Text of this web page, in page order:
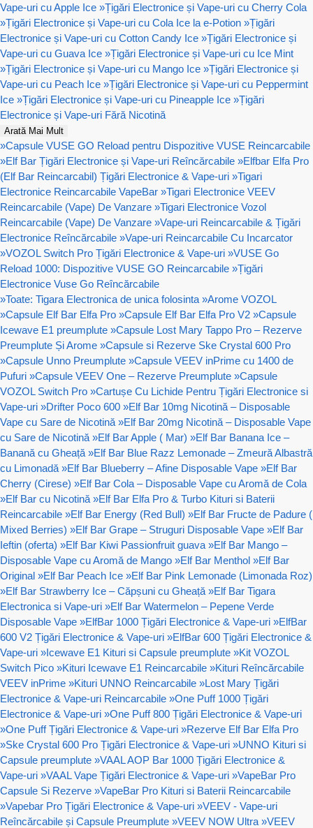
Vape-uri cu Apple Ice »Țigări Electronice și Vape-uri cu Cherry Cola
»Țigări Electronice și Vape-uri cu Cola Ice la e-Potion »Țigări
Electronice și Vape-uri cu Cotton Candy Ice »Țigări Electronice și
Vape-uri cu Guava Ice »Țigări Electronice și Vape-uri cu Ice Mint
»Țigări Electronice și Vape-uri cu Mango Ice »Țigări Electronice și
Vape-uri cu Peach Ice »Țigări Electronice și Vape-uri cu Peppermint
Ice »Țigări Electronice și Vape-uri cu Pineapple Ice »Țigări
Electronice și Vape-uri Fără Nicotină
Arată Mai Mult
»Capsule VUSE GO Reload pentru Dispozitive VUSE Reincarcabile
»Elf Bar Țigări Electronice și Vape-uri Reîncărcabile »Elfbar Elfa Pro
(Elf Bar Reincarcabil) Țigări Electronice & Vape-uri »Tigari
Electronice Reincarcabile VapeBar »Tigari Electronice VEEV
Reincarcabile (Vape) De Vanzare »Tigari Electronice Vozol
Reincarcabile (Vape) De Vanzare »Vape-uri Reincarcabile & Țigări
Electronice Reîncărcabile »Vape-uri Reincarcabile Cu Incarcator
»VOZOL Switch Pro Țigări Electronice & Vape-uri »VUSE Go
Reload 1000: Dispozitive VUSE GO Reincarcabile »Țigări
Electronice Vuse Go Reîncărcabile
»Toate: Tigara Electronica de unica folosinta »Arome VOZOL
»Capsule Elf Bar Elfa Pro »Capsule Elf Bar Elfa Pro V2 »Capsule
Icewave E1 preumplute »Capsule Lost Mary Tappo Pro – Rezerve
Preumplute Și Arome »Capsule si Rezerve Ske Crystal 600 Pro
»Capsule Unno Preumplute »Capsule VEEV inPrime cu 1400 de
Pufuri »Capsule VEEV One – Rezerve Preumplute »Capsule
VOZOL Switch Pro »Cartușe Cu Lichide Pentru Țigări Electronice si
Vape-uri »Drifter Poco 600 »Elf Bar 10mg Nicotină – Disposable
Vape cu Sare de Nicotină »Elf Bar 20mg Nicotină – Disposable Vape
cu Sare de Nicotină »Elf Bar Apple ( Mar) »Elf Bar Banana Ice –
Banană cu Gheață »Elf Bar Blue Razz Lemonade – Zmeură Albastră
cu Limonadă »Elf Bar Blueberry – Afine Disposable Vape »Elf Bar
Cherry (Cirese) »Elf Bar Cola – Disposable Vape cu Aromă de Cola
»Elf Bar cu Nicotină »Elf Bar Elfa Pro & Turbo Kituri si Baterii
Reincarcabile »Elf Bar Energy (Red Bull) »Elf Bar Fructe de Padure (
Mixed Berries) »Elf Bar Grape – Struguri Disposable Vape »Elf Bar
Ieftin (oferta) »Elf Bar Kiwi Passionfruit guava »Elf Bar Mango –
Disposable Vape cu Aromă de Mango »Elf Bar Menthol »Elf Bar
Original »Elf Bar Peach Ice »Elf Bar Pink Lemonade (Limonada Roz)
»Elf Bar Strawberry Ice – Căpșuni cu Gheață »Elf Bar Tigara
Electronica si Vape-uri »Elf Bar Watermelon – Pepene Verde
Disposable Vape »ElfBar 1000 Țigări Electronice & Vape-uri »ElfBar
600 V2 Țigări Electronice & Vape-uri »ElfBar 600 Țigări Electronice &
Vape-uri »Icewave E1 Kituri si Capsule preumplute »Kit VOZOL
Switch Pico »Kituri Icewave E1 Reincarcabile »Kituri Reîncărcabile
VEEV inPrime »Kituri UNNO Reincarcabile »Lost Mary Țigări
Electronice & Vape-uri Reincarcabile »One Puff 1000 Țigări
Electronice & Vape-uri »One Puff 800 Țigări Electronice & Vape-uri
»One Puff Țigări Electronice & Vape-uri »Rezerve Elf Bar Elfa Pro
»Ske Crystal 600 Pro Țigări Electronice & Vape-uri »UNNO Kituri si
Capsule preumplute »VAAL AOP Bar 1000 Țigări Electronice &
Vape-uri »VAAL Vape Țigări Electronice & Vape-uri »VapeBar Pro
Capsule Si Rezerve »VapeBar Pro Kituri si Baterii Reincarcabile
»Vapebar Pro Țigări Electronice & Vape-uri »VEEV - Vape-uri
Reîncărcabile și Capsule Preumplute »VEEV NOW Ultra »VEEV